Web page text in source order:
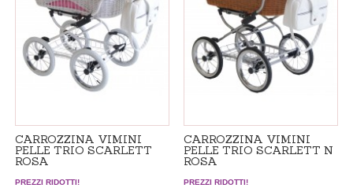
CARROZZINA VIMINI
PELLE TRIO SCARLETT
ROSA
PREZZI RIDOTTI!
CARROZZINA VIMINI
PELLE TRIO SCARLETT N
ROSA
PREZZI RIDOTTI!